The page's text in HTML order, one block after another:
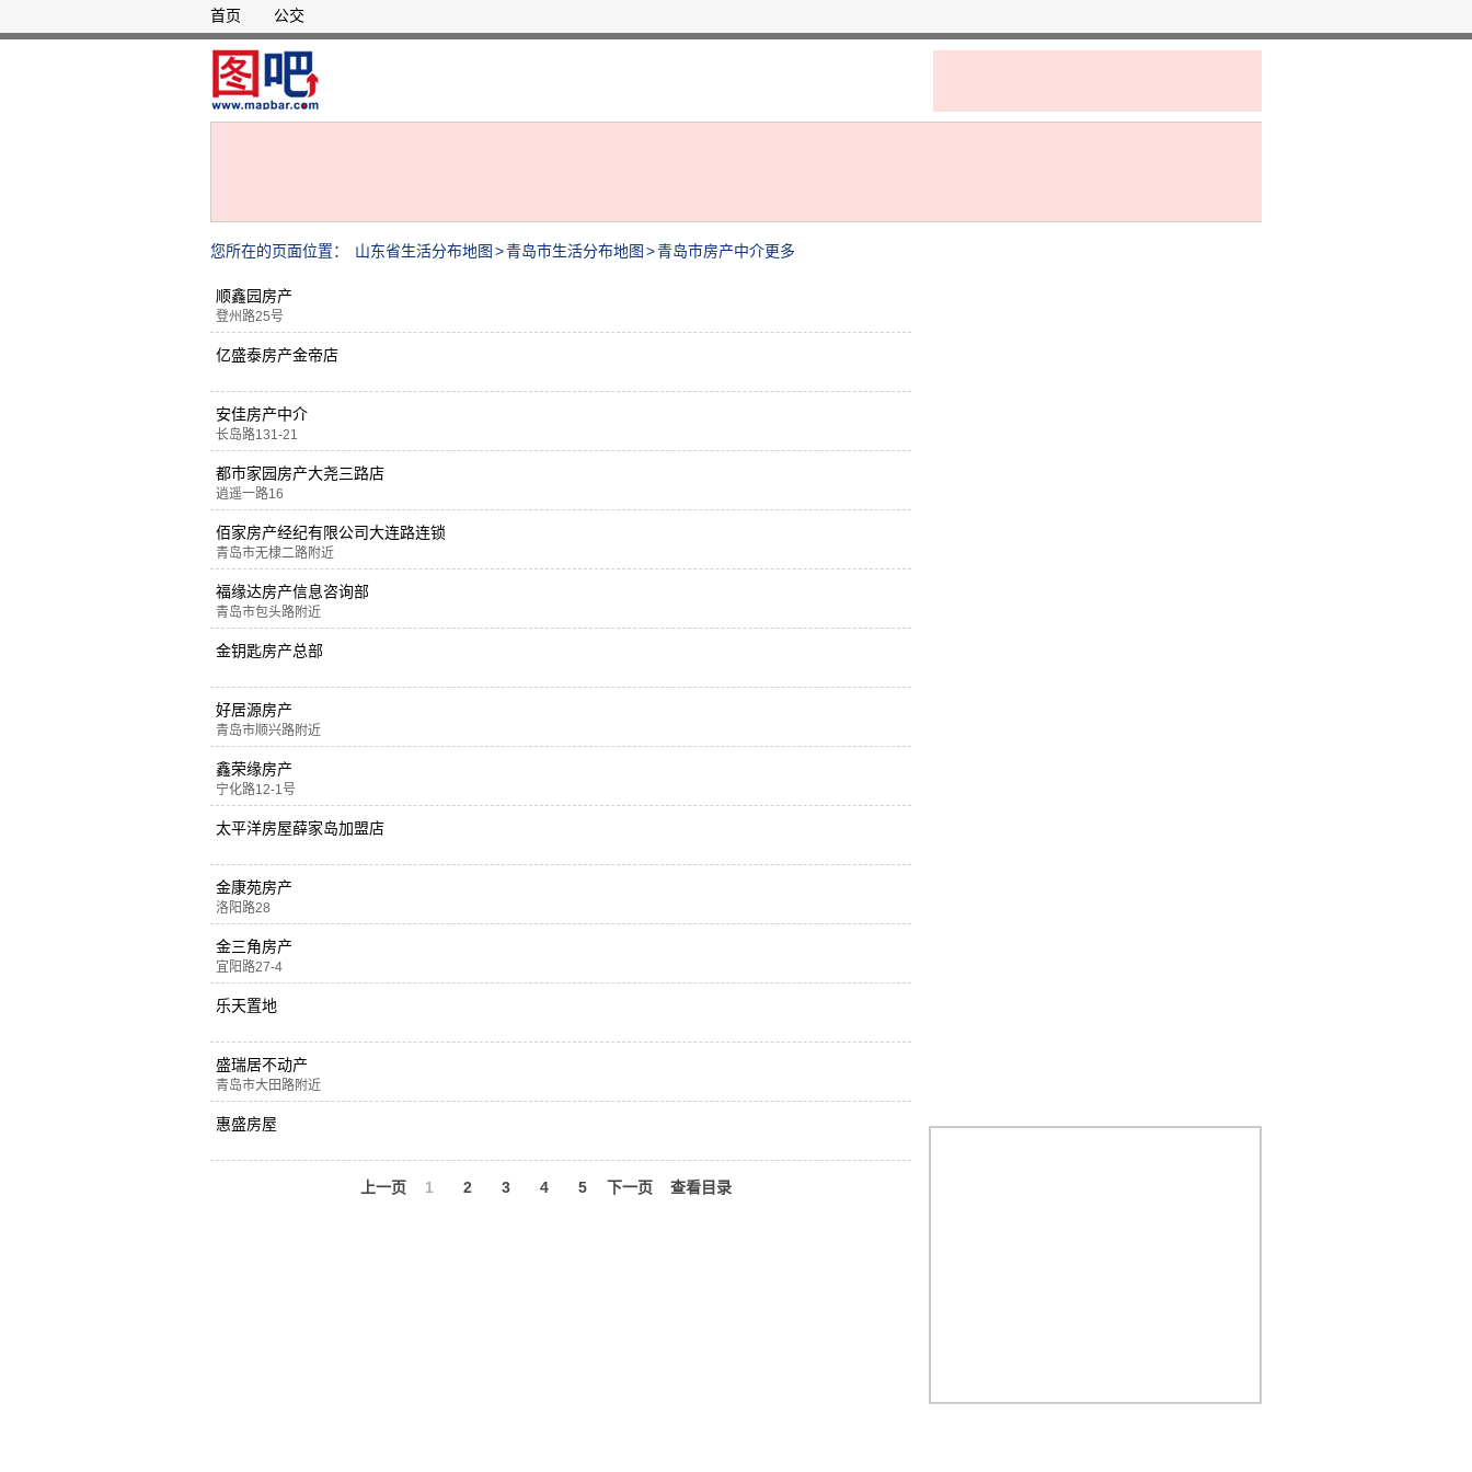
首页 公交
您所在的页面位置： 山东省生活分布地图 >青岛市生活分布地图 >青岛市房产中介更多
顺鑫园房产
登州路25号
亿盛泰房产金帝店
安佳房产中介
长岛路131-21
都市家园房产大尧三路店
逍遥一路16
佰家房产经纪有限公司大连路连锁
青岛市无棣二路附近
福缘达房产信息咨询部
青岛市包头路附近
金钥匙房产总部
好居源房产
青岛市顺兴路附近
鑫荣缘房产
宁化路12-1号
太平洋房屋薛家岛加盟店
金康苑房产
洛阳路28
金三角房产
宜阳路27-4
乐天置地
盛瑞居不动产
青岛市大田路附近
惠盛房屋
上一页 1 2 3 4 5 下一页 查看目录